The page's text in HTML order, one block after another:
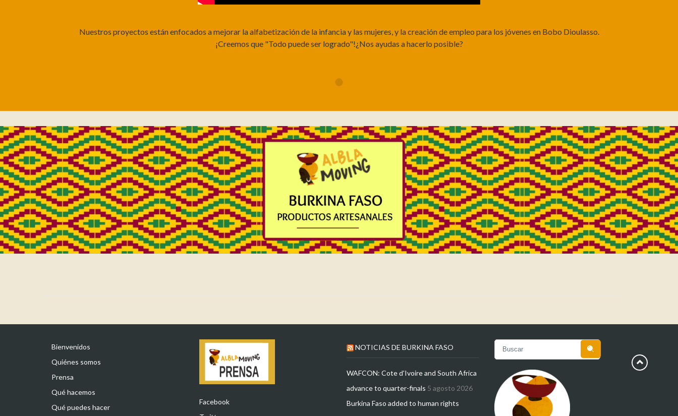
Nuestros proyectos están enfocados a mejorar la alfabetización de la infancia y las mujeres, y la creación de empleo para los jóvenes en Bobo Dioulasso.
¡Creemos que "Todo puede ser logrado"!¿Nos ayudas a hacerlo posible?
Bienvenidos
Quiénes somos
Prensa
Qué hacemos
Qué puedes hacer
Facebook
NOTICIAS DE BURKINA FASO
WAFCON: Cote d'Ivoire and South Africa
advance to quarter-finals 5 agosto 2026
Burkina Faso added to human rights
